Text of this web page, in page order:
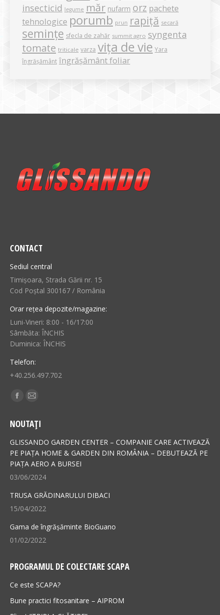
insecticid legume măr nufarm orz pachete
tehnologice porumb prun rapiță secară
semințe sfecla de zahăr summit agro syngenta
tomate triticale varza vița de vie Yara
îngrășământ îngrășământ foliar
CONTACT
Sediul central
Timișoara, Strada Gării nr. 15
Cod Poștal 300167 / România
Orar rețea depozite/magazine:
Luni-Vineri: 8:00 - 16/17:00
Sâmbăta: ÎNCHIS
Duminica: ÎNCHIS
Telefon:
+40.256.497.702
Find us on:
Facebook
opens
in
new
window
Mail
opens
in
new
window
NOUTAȚI
GLISSANDO GARDEN CENTER – COMPANIE CARE ACTIVEAZĂ
PE PIAȚA HOME & GARDEN DIN ROMÂNIA – DEBUTEAZĂ PE
PIAȚA AERO A BURSEI
03/06/2024
TRUSA GRĂDINARULUI DIBACI
15/04/2022
Gama de îngrășăminte BioGuano
01/02/2022
PROGRAMUL DE COLECTARE SCAPA
Ce este SCAPA?
Bune practici fitosanitare – AIPROM